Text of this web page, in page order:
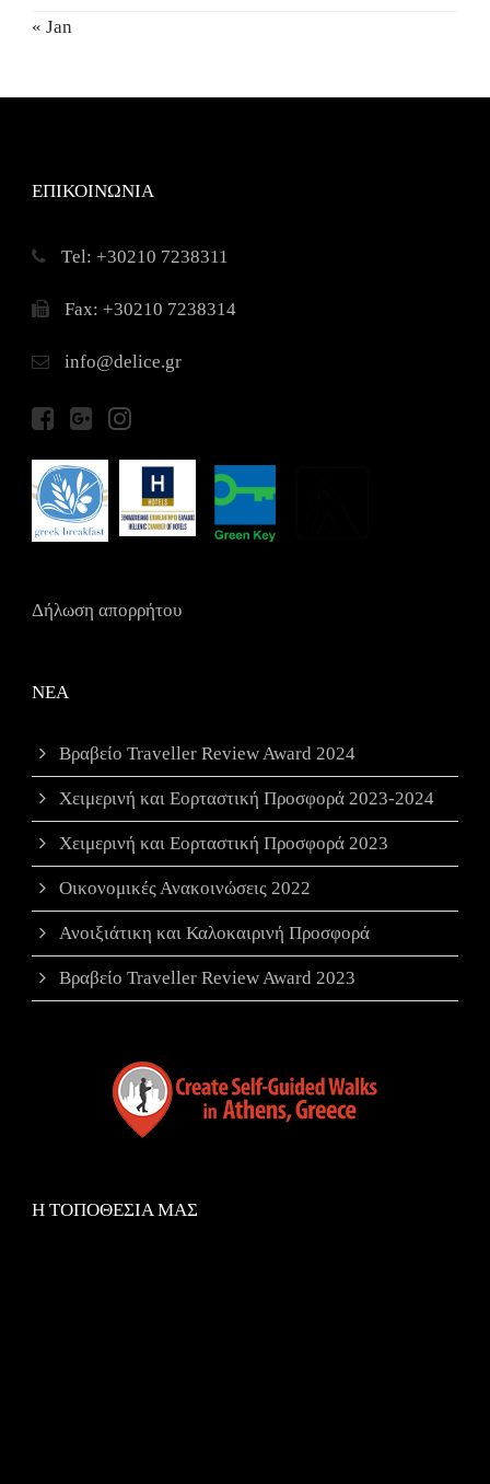
« Jan
ΕΠΙΚΟΙΝΩΝΙΑ
Τel: +30210 7238311
Fax: +30210 7238314
info@delice.gr
Δήλωση απορρήτου
ΝΕΑ
Βραβείο Traveller Review Award 2024
Χειμερινή και Εορταστική Προσφορά 2023-2024
Χειμερινή και Εορταστική Προσφορά 2023
Οικονομικές Ανακοινώσεις 2022
Ανοιξιάτικη και Καλοκαιρινή Προσφορά
Βραβείο Traveller Review Award 2023
Η ΤΟΠΟΘΕΣΙΑ ΜΑΣ